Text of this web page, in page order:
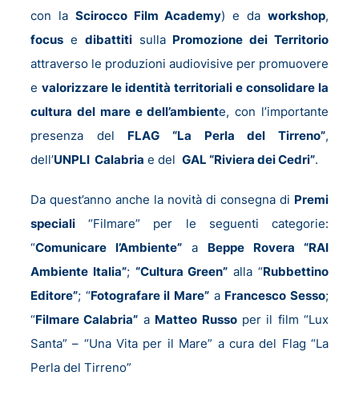
con la Scirocco Film Academy) e daworkshop,
focuse dibattitisulla Promozione dei Territorio
attraverso le produzioni audiovisive per promuovere
e valorizzare le identità territoriali e consolidare la
cultura del mare e dell’ambiente, con l’importante
presenza del FLAG “La Perla del Tirreno”,
dell’UNPLI Calabria e del GAL “Riviera dei Cedri”.
Da quest’anno anche la novità di consegna di Premi
speciali“Filmare” per le seguenti categorie:
“Comunicare l’Ambiente”a Beppe Rovera “RAI
Ambiente Italia”; “Cultura Green” alla “Rubbettino
Editore”; “Fotografare il Mare” a Francesco Sesso;
“Filmare Calabria” a Matteo Russoper il film “Lux
Santa” – “Una Vita per il Mare” a cura del Flag “La
Perla del Tirreno”